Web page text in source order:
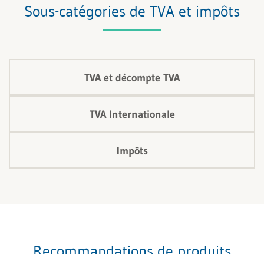
Sous-catégories de TVA et impôts
TVA et décompte TVA
TVA Internationale
Impôts